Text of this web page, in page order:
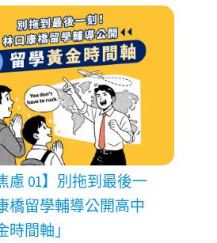
慮 01】別拖到最後一
橋留學輔導公開高中
時間軸」